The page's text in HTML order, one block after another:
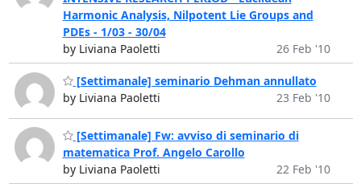
Harmonic Analysis, Nilpotent Lie Groups and
PDEs - 1/03 - 30/04
by Liviana Paoletti
26 Feb '10
[Settimanale] seminario Dehman annullato
by Liviana Paoletti
23 Feb '10
[Settimanale] Fw: avviso di seminario di
matematica Prof. Angelo Carollo
by Liviana Paoletti
22 Feb '10